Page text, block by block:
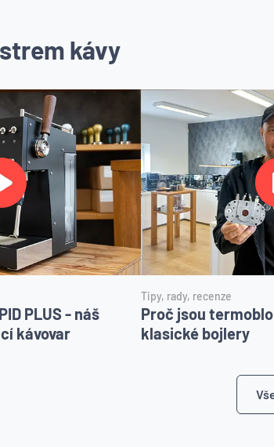
kávy
PLUS - náš
kávovar
Tipy, rady, recenze
Proč jsou
klasické bojlery